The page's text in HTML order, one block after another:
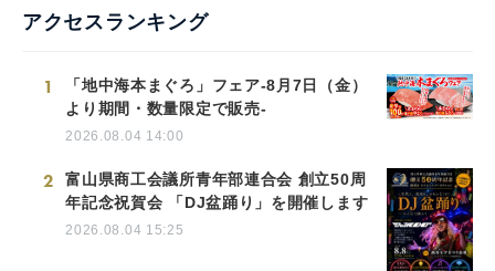
アクセスランキング
1
「地中海本まぐろ」フェア-8月7日（金）
より期間・数量限定で販売-
2026.08.04 14:00
2
富山県商工会議所青年部連合会 創立50周
年記念祝賀会 「DJ盆踊り」を開催します
2026.08.04 15:25